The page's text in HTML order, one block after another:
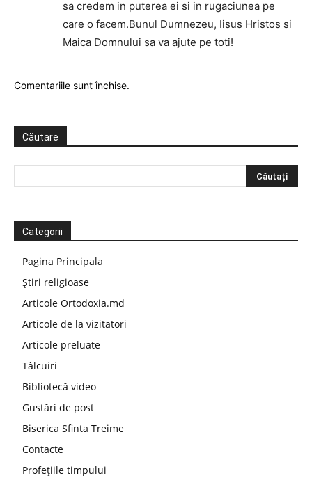
sa credem in puterea ei si in rugaciunea pe
care o facem.Bunul Dumnezeu, Iisus Hristos si
Maica Domnului sa va ajute pe toti!
Comentariile sunt închise.
Căutare
Categorii
Pagina Principala
Știri religioase
Articole Ortodoxia.md
Articole de la vizitatori
Articole preluate
Tâlcuiri
Bibliotecă video
Gustări de post
Biserica Sfinta Treime
Contacte
Profețiile timpului